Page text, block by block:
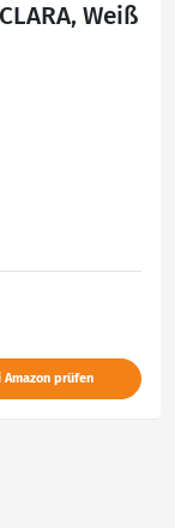
Weiß
Amazon prüfen